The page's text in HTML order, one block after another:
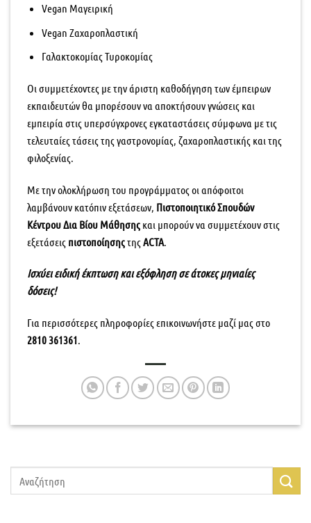
Vegan Μαγειρική
Vegan Ζαχαροπλαστική
Γαλακτοκομίας Τυροκομίας
Οι συμμετέχοντες με την άριστη καθοδήγηση των έμπειρων
εκπαιδευτών θα μπορέσουν να αποκτήσουν γνώσεις και
εμπειρία στις υπερσύγχρονες εγκαταστάσεις σύμφωνα με τις
τελευταίες τάσεις της γαστρονομίας, ζαχαροπλαστικής και της
φιλοξενίας.
Με την ολοκλήρωση του προγράμματος οι απόφοιτοι
λαμβάνουν κατόπιν εξετάσεων, Πιστοποιητικό Σπουδών
Κέντρου Δια Βίου Μάθησης και μπορούν να συμμετέχουν στις
εξετάσεις πιστοποίησηςτηςACTA
Ισχύει ειδική έκπτωση και εξόφληση σε άτοκες μηνιαίες
δόσεις!
Για περισσότερες πληροφορίες επικοινωνήστε μαζί μας στο
2810 361361.